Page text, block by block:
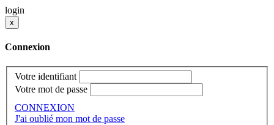
login
x
Connexion
Votre identifiant
Votre mot de passe
CONNEXION
J'ai oublié mon mot de passe